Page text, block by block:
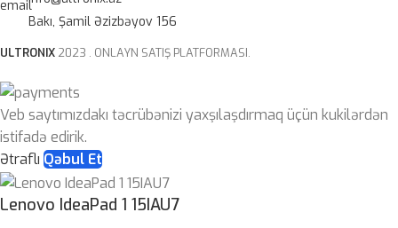
Bakı, Şamil Əzizbəyov 156
ULTRONIX 2023 . ONLAYN SATIŞ PLATFORMASI.
Veb saytımızdakı təcrübənizi yaxşılaşdırmaq üçün kukilərdən
istifadə edirik.
Ətraflı Qəbul Et
Lenovo IdeaPad 1 15IAU7